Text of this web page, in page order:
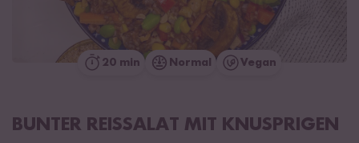
20 min Normal Vegan
BUNTER REISSALAT MIT KNUSPRIGEN